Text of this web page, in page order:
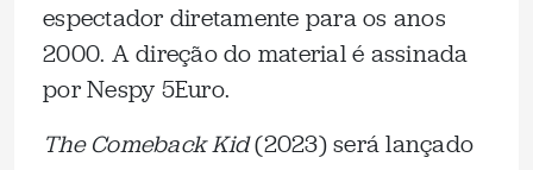
espectador diretamente para os anos
2000. A direção do material é assinada
por Nespy 5Euro.
The Comeback Kid(2023) será lançado